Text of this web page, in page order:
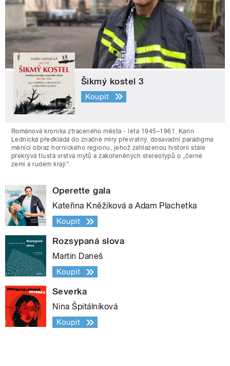
Šikmý kostel 3
Koupit
Románová kronika ztraceného města - léta 1945–1961. Karin
Lednická předkládá do značné míry převratný, dosavadní paradigma
měnící obraz hornického regionu, jehož zahlazenou historii stále
překrývá tlustá vrstva mýtů a zakořeněných stereotypů o „černé
zemi a rudém kraji“.
Operette gala
Kateřina Kněžíková a Adam Plachetka
Koupit
Rozsypaná slova
Martin Daneš
Koupit
Severka
Nina Špitálníková
Koupit